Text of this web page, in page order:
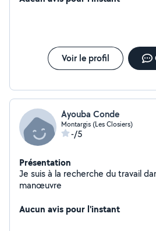
Voir le profil
Ayouba Conde
Montargis (Les Closiers)
-/5
Présentation
Je suis à la recherche du travail
manœuvre
Aucun avis pour l'instant